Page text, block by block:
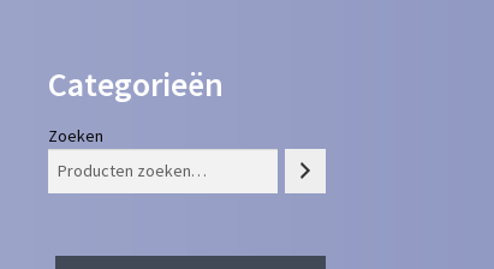
Categorieën
Zoeken